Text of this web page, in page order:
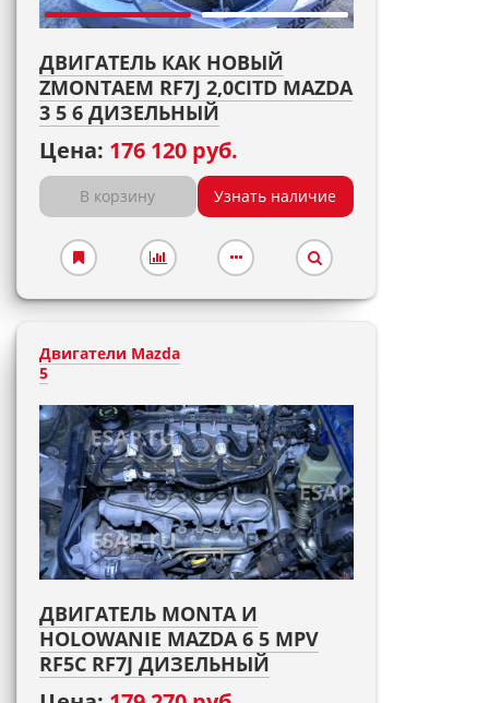
ДВИГАТЕЛЬ КАК НОВЫЙ
ZMONTAEM RF7J 2,0CITD MAZDA
3 5 6 ДИЗЕЛЬНЫЙ
Цена: 176 120 руб.
В корзину Узнать наличие
Двигатели Mazda
5
ДВИГАТЕЛЬ MONTA И
HOLOWANIE MAZDA 6 5 MPV
RF5C RF7J ДИЗЕЛЬНЫЙ